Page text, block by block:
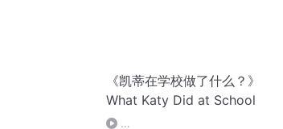
《凯蒂在学校做了什么？》
What Katy Did at School